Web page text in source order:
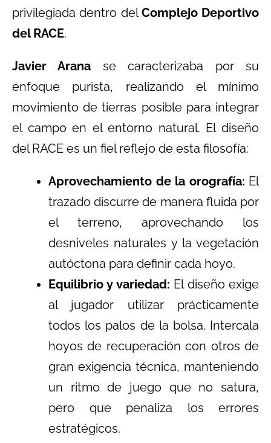
privilegiada dentro delComplejo Deportivo
del RACE.
Javier Arana se caracterizaba por su
enfoque purista, realizando el mínimo
movimiento de tierras posible para integrar
el campo en el entorno natural. El diseño
del RACE es un fiel reflejo de esta filosofía:
Aprovechamiento de la orografía: El
trazado discurre de manera fluida por
el terreno, aprovechando los
desniveles naturales y la vegetación
autóctona para definir cada hoyo.
Equilibrio y variedad: El diseño exige
al jugador utilizar prácticamente
todos los palos de la bolsa. Intercala
hoyos de recuperación con otros de
gran exigencia técnica, manteniendo
un ritmo de juego que no satura,
pero que penaliza los errores
estratégicos.